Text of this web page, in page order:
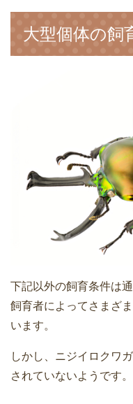
大型個体の飼
下記以外の飼育条件は
飼育者によってさまざ
います。
しかし、ニジイロクワ
されていないようです。